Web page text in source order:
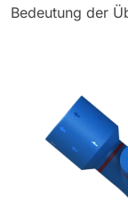
Bedeutung der